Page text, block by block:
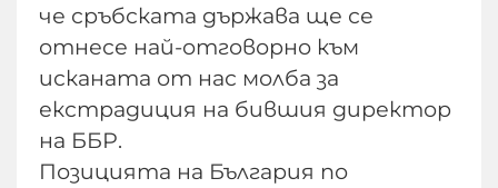
че сръбската държава ще се
отнесе най-отговорно към
исканата от нас молба за
екстрадиция на бившия директор
на ББР.
Позицията на България по